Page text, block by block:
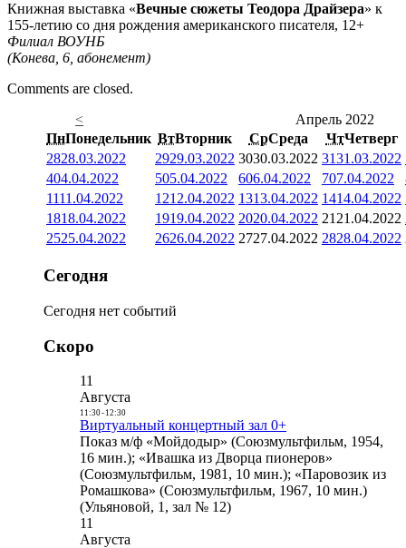
Книжная выставка «Вечные сюжеты Теодора Драйзера» к
155-летию со дня рождения американского писателя, 12+
Филиал ВОУНБ
(Конева, 6, абонемент)
Comments are closed.
<
Апрель 2022
ПнПонедельник ВтВторник СрСреда ЧтЧетверг
2828.03.2022 2929.03.2022 3030.03.2022 3131.03.2022
404.04.2022 505.04.2022 606.04.2022 707.04.2022
1111.04.2022 1212.04.2022 1313.04.2022 1414.04.2022
1818.04.2022 1919.04.2022 2020.04.2022 21 21.04.2022
2525.04.2022 2626.04.2022 2727.04.2022 2828.04.2022
Сегодня
Сегодня нет событий
Скоро
11
Августа
11:30- 12:30
Виртуальный концертный зал 0+
Показ м/ф «Мойдодыр» (Союзмультфильм, 1954,
16 мин.); «Ивашка из Дворца пионеров»
(Союзмультфильм, 1981, 10 мин.); «Паровозик из
Ромашкова» (Союзмультфильм, 1967, 10 мин.)
(Ульяновой, 1, зал № 12)
11
Августа